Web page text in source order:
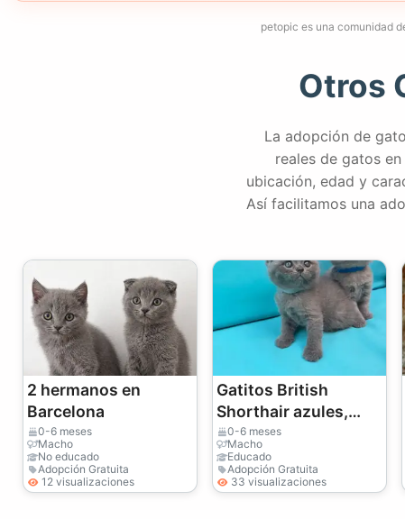
petopic es una comunidad
Otros
La adopción de
reales de gatos
ubicación, edad y
Así facilitamos una
2 hermanos en
Barcelona
0-6 meses
Macho
No educado
Adopción Gratuita
12 visualizaciones
Gatitos British
Shorthair azules,
macho y hembra.
0-6 meses
Macho
Educado
Adopción Gratuita
33 visualizaciones